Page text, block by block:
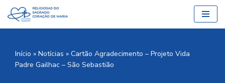
Pular
conteúdo
Início » Notícias » Cartão Agradecimento – Projeto Vida
Padre Gailhac – São Sebastião